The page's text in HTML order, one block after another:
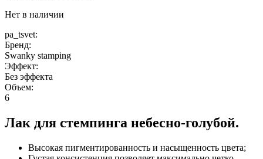
Нет в наличии
pa_tsvet:
Бренд:
Swanky stamping
Эффект:
Без эффекта
Объем:
6
Лак для стемпинга небесно-голубой.
Высокая пигментированность и насыщенность цвета;